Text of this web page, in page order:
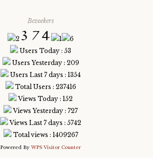
Bezoekers
Users Today : 53
Users Yesterday : 209
Users Last 7 days : 1354
Total Users : 237416
Views Today : 152
Views Yesterday : 727
Views Last 7 days : 5742
Total views : 1409267
Powered By WPS Visitor Counter